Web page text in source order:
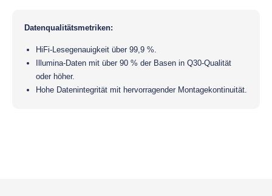
Datenqualitätsmetriken:
HiFi-Lesegenauigkeit über 99,9 %.
Illumina-Daten mit über 90 % der Basen in Q30-Qualität
oder höher.
Hohe Datenintegrität mit hervorragender Montagekontinuität.